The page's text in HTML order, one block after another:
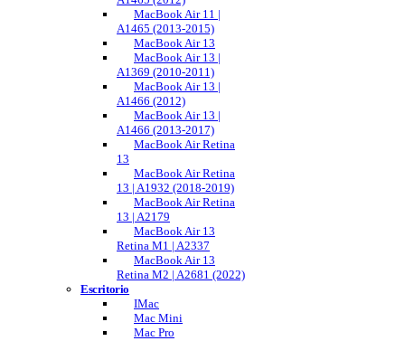
MacBook Air 11 |
A1465 (2013-2015)
MacBook Air 13
MacBook Air 13 |
A1369 (2010-2011)
MacBook Air 13 |
A1466 (2012)
MacBook Air 13 |
A1466 (2013-2017)
MacBook Air Retina
13
MacBook Air Retina
13 | A1932 (2018-2019)
MacBook Air Retina
13 | A2179
MacBook Air 13
Retina M1 | A2337
MacBook Air 13
Retina M2 | A2681 (2022)
Escritorio
IMac
Mac Mini
Mac Pro